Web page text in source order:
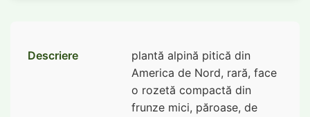
Descriere
plantă alpină pitică din
America de Nord, rară, face
o rozetă compactă din
frunze mici, păroase, de